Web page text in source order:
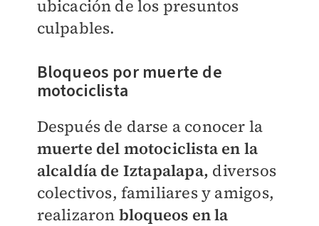
ubicación de los presuntos
culpables.
Bloqueos por muerte de
motociclista
Después de darse a conocer la
muerte del motociclista en la
alcaldía de Iztapalapa, diversos
colectivos, familiares y amigos,
realizaron bloqueos en la